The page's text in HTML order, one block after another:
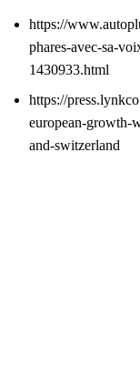
https://
phares-avec-sa-
1430933.html
https://
european-growth-
and-switzerland